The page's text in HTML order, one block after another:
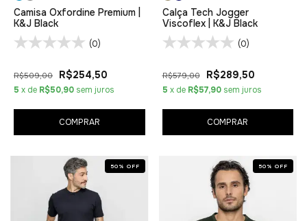
Camisa Oxfordine Premium |
K&J Black
(0)
R$509,00 R$254,50
5 x de R$50,90 sem juros
COMPRAR
Calça Tech Jogger
Viscoflex | K&J Black
(0)
R$579,00 R$289,50
5 x de R$57,90 sem juros
COMPRAR
50 % OFF 50 % OFF